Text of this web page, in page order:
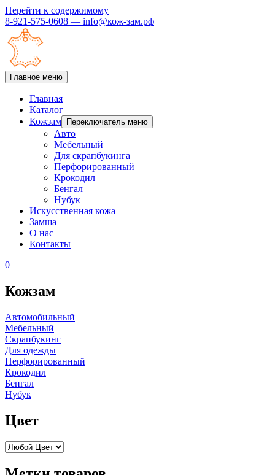
Перейти к содержимому
8-921-575-0608 — info@кож-зам.рф
Главное меню
Главная
Каталог
Кожзам
Переключатель меню
Авто
Мебельный
Для скрапбукинга
Перфорированный
Крокодил
Бенгал
Нубук
Искусственная кожа
Замша
О нас
Контакты
0
Кожзам
Автомобильный
Мебельный
Скрапбукинг
Для одежды
Перфорированный
Крокодил
Бенгал
Нубук
Цвет